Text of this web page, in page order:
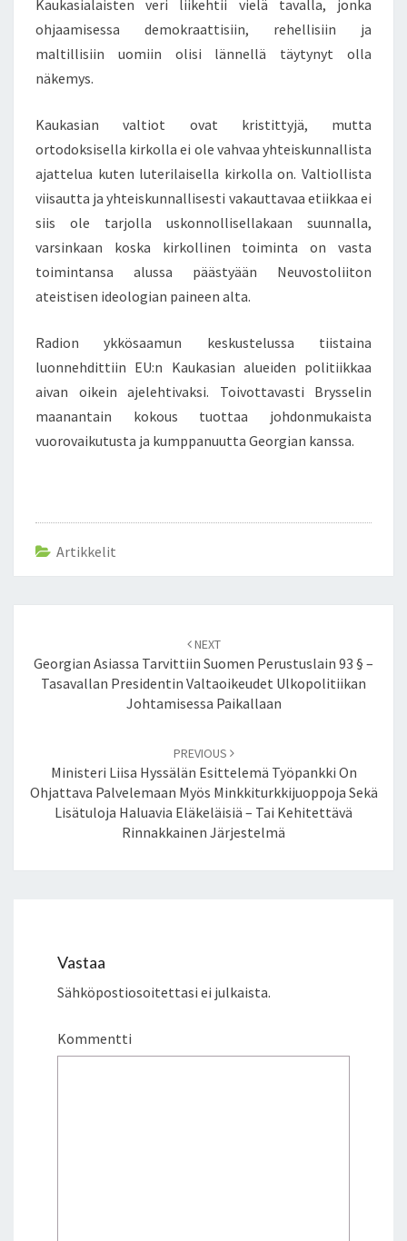
K
L
L
T
A
V
U
O
R
I
T
O
-
K
A
R
H
A
A
I
S
I
Kaukasialaisten veri liikehtii vielä tavalla, jonka
ohjaamisessa demokraattisiin, rehellisiin ja
maltillisiin uomiin olisi lännellä täytynyt olla
näkemys.
Kaukasian valtiot ovat kristittyjä, mutta
ortodoksisella kirkolla ei ole vahvaa yhteiskunnallista
ajattelua kuten luterilaisella kirkolla on. Valtiollista
viisautta ja yhteiskunnallisesti vakauttavaa etiikkaa ei
siis ole tarjolla uskonnollisellakaan suunnalla,
varsinkaan koska kirkollinen toiminta on vasta
toimintansa alussa päästyään Neuvostoliiton
ateistisen ideologian paineen alta.
Radion ykkösaamun keskustelussa tiistaina
luonnehdittiin EU:n Kaukasian alueiden politiikkaa
aivan oikein ajelehtivaksi. Toivottavasti Brysselin
maanantain kokous tuottaa johdonmukaista
vuorovaikutusta ja kumppanuutta Georgian kanssa.
Artikkelit
navigation
NEXT
Georgian Asiassa Tarvittiin Suomen Perustuslain 93 § –
Tasavallan Presidentin Valtaoikeudet Ulkopolitiikan
Johtamisessa Paikallaan
PREVIOUS
Ministeri Liisa Hyssälän Esittelemä Työpankki On
Ohjattava Palvelemaan Myös Minkkiturkkijuoppoja Sekä
Lisätuloja Haluavia Eläkeläisiä – Tai Kehitettävä
Rinnakkainen Järjestelmä
Vastaa
Sähköpostiosoitettasi ei julkaista.
Kommentti